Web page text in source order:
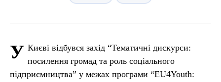
У Києві відбувся захід “Тематичні дискурси:
посилення громад та роль соціального
підприємництва” у межах програми “EU4Youth: